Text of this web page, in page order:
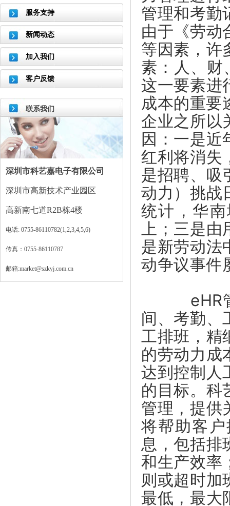
服务支持
新闻动态
加入我们
客户反馈
联系我们
深圳市科艺嘉电子有限公司
深圳市高新技术产业园区
高新南七道R2B栋4楼
电话: 0755-86110782(1,2,3,4,5,6)
传真：0755-86110787
邮箱:market@szkyj.com.cn
管理和考勤
由于《劳动
等因素，许
素：人、财
这一要素进
成本的重要
企业之所以
因：一是近
红利将消失
是招聘、吸
动力）挑战
统计，华
上；三是由
是新劳动法
动争议事件
eHR管理
间、考勤、
工排班，精
的劳动力成
达到控制人
的目标。科
管理，提供
将帮助客
息，包括排
和生产效率
则或超时加
最低，最大